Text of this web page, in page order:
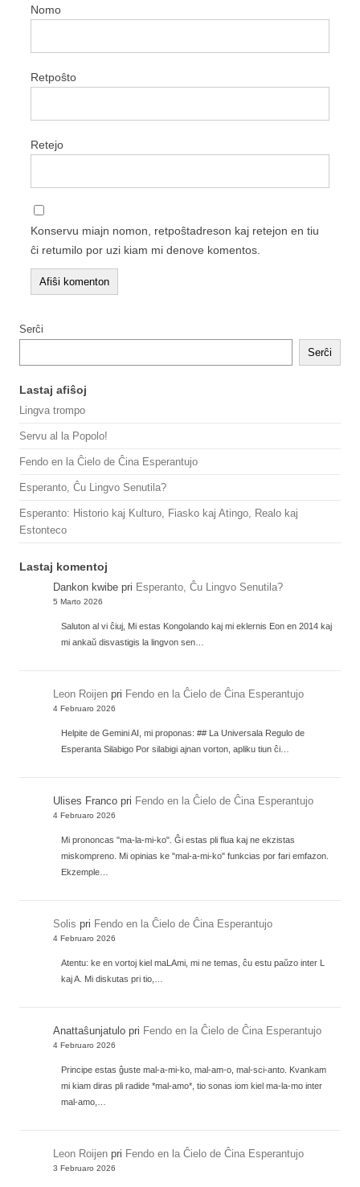
Nomo
Retpoŝto
Retejo
Konservu miajn nomon, retpoŝtadreson kaj retejon en tiu
ĉi retumilo por uzi kiam mi denove komentos.
Serĉi
Serĉi
Lastaj afiŝoj
Lingva trompo
Servu al la Popolo!
Fendo en la Ĉielo de Ĉina Esperantujo
Esperanto, Ĉu Lingvo Senutila?
Esperanto: Historio kaj Kulturo, Fiasko kaj Atingo, Realo kaj
Estonteco
Lastaj komentoj
Dankon kwibe pri Esperanto, Ĉu Lingvo Senutila?
5 Marto 2026
Saluton al vi ĉiuj, Mi estas Kongolando kaj mi eklernis Eon en 2014 kaj
mi ankaŭ disvastigis la lingvon sen…
Leon Roijen pri Fendo en la Ĉielo de Ĉina Esperantujo
4 Februaro 2026
Helpite de Gemini AI, mi proponas: ## La Universala Regulo de
Esperanta Silabigo Por silabigi ajnan vorton, apliku tiun ĉi…
Ulises Franco pri Fendo en la Ĉielo de Ĉina Esperantujo
4 Februaro 2026
Mi prononcas "ma-la-mi-ko". Ĝi estas pli flua kaj ne ekzistas
miskompreno. Mi opinias ke "mal-a-mi-ko" funkcias por fari emfazon.
Ekzemple…
Solis pri Fendo en la Ĉielo de Ĉina Esperantujo
4 Februaro 2026
Atentu: ke en vortoj kiel maLAmi, mi ne temas, ĉu estu paŭzo inter L
kaj A. Mi diskutas pri tio,…
Anattaŝunjatulo pri Fendo en la Ĉielo de Ĉina Esperantujo
4 Februaro 2026
Principe estas ĝuste mal-a-mi-ko, mal-am-o, mal-sci-anto. Kvankam
mi kiam diras pli radide *mal-amo*, tio sonas iom kiel ma-la-mo inter
mal-amo,…
Leon Roijen pri Fendo en la Ĉielo de Ĉina Esperantujo
3 Februaro 2026